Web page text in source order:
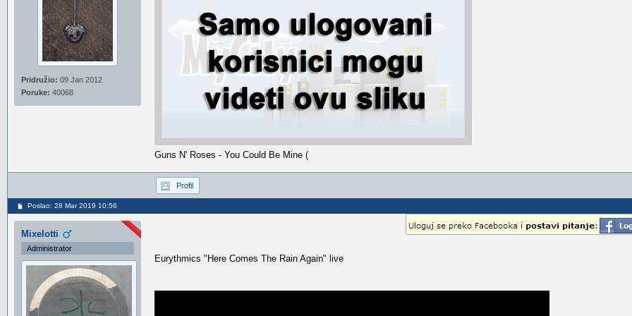
Pridružio: 09 Jan 2012
Poruke: 40068
Guns N' Roses - You Could Be Mine (
Profil
Poslao: 28 Mar 2019 10:56
Mixelotti
Administrator
Eurythmics "Here Comes The Rain Again" live